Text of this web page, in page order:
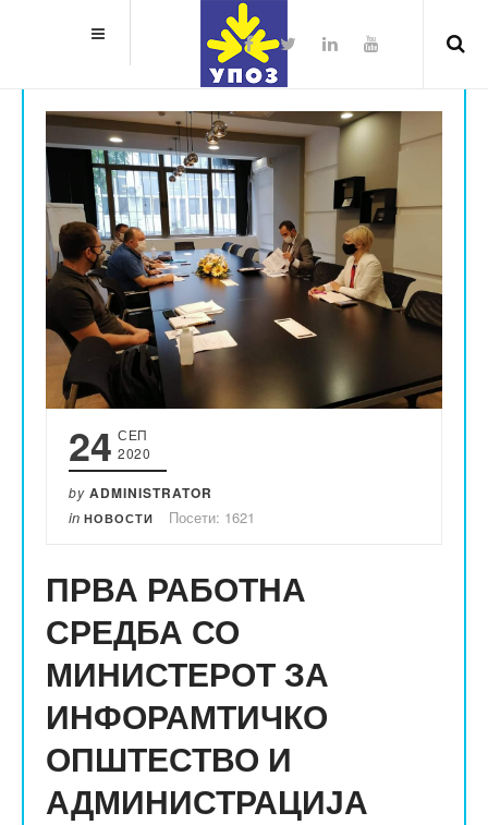
24 СЕП
2020
by ADMINISTRATOR
in НОВОСТИ Посети: 1621
ПРВА РАБОТНА
СРЕДБА СО
МИНИСТЕРОТ ЗА
ИНФОРАМТИЧКО
ОПШТЕСТВО И
АДМИНИСТРАЦИЈА